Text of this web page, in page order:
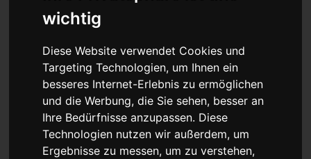
wichtig
Diese Website verwendet Cookies und
Targeting Technologien, um Ihnen ein
besseres Internet-Erlebnis zu ermöglichen
und die Werbung, die Sie sehen, besser an
Ihre Bedürfnisse anzupassen. Diese
Technologien nutzen wir außerdem, um
Ergebnisse zu messen, um zu verstehen,
Milliarden für Waffen und
Bundeswehr: Staatliche
Investitionen erreichen
Rekordniveau